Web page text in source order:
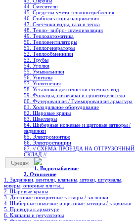
44. Смесители
45. Средства учета теплопотребления
46. Стабилизаторы напряжения
47. Счетчики воды, газа и тепла
48. Тепло- вибро- шумоизоляция
49. Теплоавтоматика
50. Тепловентиляторы
51. Теплогенераторы
52. Теплообменники
53. Трубы
54. Уголки
55. Умывальники
56. Унитазы
57. Уплотнения
58. Установки для очистки сточных вод
59. Фильтры, грязевики и грязеотделители
60. Футерованная / Гуммированная арматура
61. Холодильное oборудование
62. Шаровые краны
63. Швеллеры
64. Шиберные ножевые и щитовые затворы /
задвижки
65. Электромонтаж
66. Электростанции
67. // СХЕМА ПРОЕЗДА НА ОТГРУЗОЧНЫЙ
СКЛАД //
Средам
1. Водоснабжение
2. Отопление
1. Задвижки, вентили, клапаны, штоки, штурвалы,
коверы, опорные плиты...
2. Шаровые краны
3. Дисковые поворотные затворы / заслонки
4. Шиберные ножевые и щитовые затворы / задвижки
5. Приводы к арматуре
6. Клапаны и регуляторы